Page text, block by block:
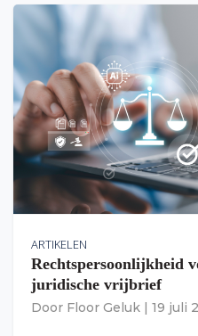
ARTIKELEN
Rechtspersoonlijkheid
juridische vrijbrief
Door Floor Geluk 19 juli